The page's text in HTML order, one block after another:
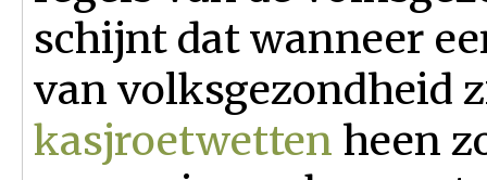
schijnt dat wanneer
van volksgezondheid
kasjroetwetten heen